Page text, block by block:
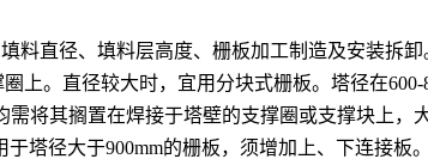
直径、填料层高度、栅板加工制造及安装拆
上。直径较大时，宜用分块式栅板。塔径在
需将其搁置在焊接于塔壁的支撑圈或支撑块上，
于塔径大于900mm的栅板，须增加上、下连接板